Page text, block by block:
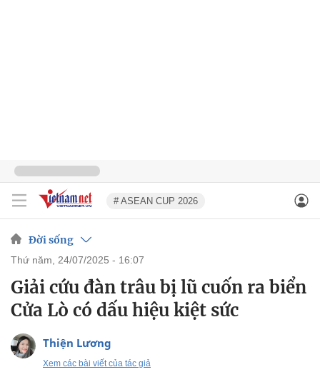
# ASEAN CUP 2026
Đời sống
thứ năm, 24/07/2025 - 16:07
Giải cứu đàn trâu bị lũ cuốn ra biển
Cửa Lò có dấu hiệu kiệt sức
Thiện Lương
Xem các bài viết của tác giả